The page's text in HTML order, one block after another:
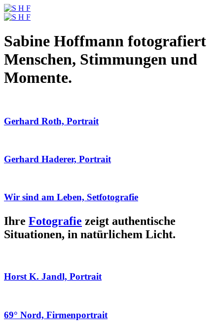
Sabine Hoffmann fotografiert
Menschen, Stimmungen und
Momente.
Gerhard Roth, Portrait
Gerhard Haderer, Portrait
Wir sind am Leben, Setfotografie
Ihre Fotografie zeigt authentische
Situationen, in natürlichem Licht.
Horst K. Jandl, Portrait
69° Nord, Firmenportrait